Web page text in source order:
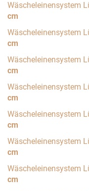
Wäscheleinensystem
cm
Wäscheleinensystem
cm
Wäscheleinensystem
cm
Wäscheleinensystem
cm
Wäscheleinensystem
cm
Wäscheleinensystem
cm
Wäscheleinensystem
cm